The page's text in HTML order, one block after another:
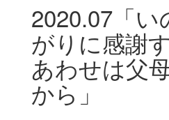
2020.07「
がりに感謝
あわせは父
から」